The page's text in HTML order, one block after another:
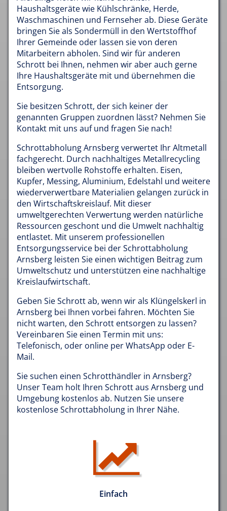
Haushaltsgeräte wie Kühlschränke, Herde,
Waschmaschinen und Fernseher ab. Diese Geräte
bringen Sie als Sondermüll in den Wertstoffhof
Ihrer Gemeinde oder lassen sie von deren
Mitarbeitern abholen. Sind wir für anderen
Schrott bei Ihnen, nehmen wir aber auch gerne
Ihre Haushaltsgeräte mit und übernehmen die
Entsorgung.
Sie besitzen Schrott, der sich keiner der
genannten Gruppen zuordnen lässt? Nehmen Sie
Kontakt mit uns auf und fragen Sie nach!
Schrottabholung Arnsberg verwertet Ihr Altmetall
fachgerecht. Durch nachhaltiges Metallrecycling
bleiben wertvolle Rohstoffe erhalten. Eisen,
Kupfer, Messing, Aluminium, Edelstahl und weitere
wiederverwertbare Materialien gelangen zurück in
den Wirtschaftskreislauf. Mit dieser
umweltgerechten Verwertung werden natürliche
Ressourcen geschont und die Umwelt nachhaltig
entlastet. Mit unserem professionellen
Entsorgungsservice bei der Schrottabholung
Arnsberg leisten Sie einen wichtigen Beitrag zum
Umweltschutz und unterstützen eine nachhaltige
Kreislaufwirtschaft.
Geben Sie Schrott ab, wenn wir als Klüngelskerl in
Arnsberg bei Ihnen vorbei fahren. Möchten Sie
nicht warten, den Schrott entsorgen zu lassen?
Vereinbaren Sie einen Termin mit uns:
Telefonisch, oder online per WhatsApp oder E-
Mail.
Sie suchen einen Schrotthändler in Arnsberg?
Unser Team holt Ihren Schrott aus Arnsberg und
Umgebung kostenlos ab. Nutzen Sie unsere
kostenlose Schrottabholung in Ihrer Nähe.
Einfach